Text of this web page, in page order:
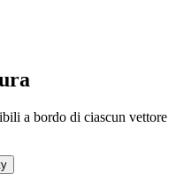
a bordo di ciascun vettore